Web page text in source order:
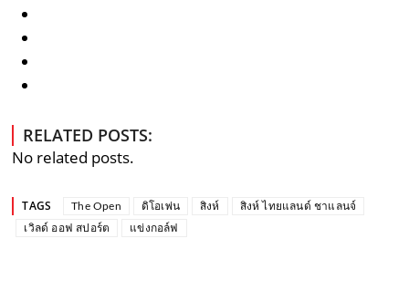
RELATED POSTS:
No related posts.
TAGS The Open ดิโอเพ่น สิงห์
สิงห์ ไทยแลนด์ ชาแลนจ์
เวิลด์ ออฟ สปอร์ต
แข่งกอล์ฟ